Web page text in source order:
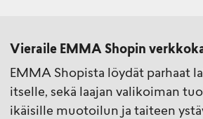
Vieraile EMMA Shopin
EMMA Shopista löydät parhaat
itselle, sekä laajan valikoiman
ikäisille muotoilun ja taiteen